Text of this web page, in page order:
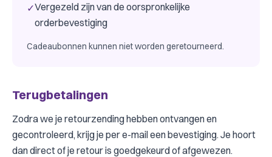
✓Vergezeld zijn van de oorspronkelijke
orderbevestiging
Cadeaubonnen kunnen niet worden geretourneerd.
Terugbetalingen
Zodra we je retourzending hebben ontvangen en
gecontroleerd, krijg je per e-mail een bevestiging. Je hoort
dan direct of je retour is goedgekeurd of afgewezen.